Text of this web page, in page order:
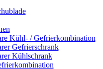
Kühl- / Gefrierkombination
Gefrierschrank
Kühlschrank